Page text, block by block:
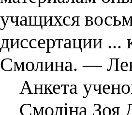
учащихся
диссертации ...
Смолина. —
Анкета
Смоліна Зоя